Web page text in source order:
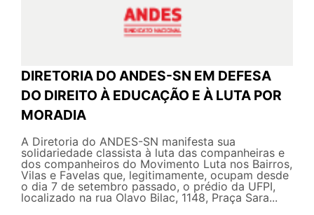
DIRETORIA DO ANDES-SN EM DEFESA
DO DIREITO À EDUCAÇÃO E À LUTA POR
MORADIA
A Diretoria do ANDES-SN manifesta sua
solidariedade classista à luta das companheiras e
dos companheiros do Movimento Luta nos Bairros,
Vilas e Favelas que, legitimamente, ocupam desde
o dia 7 de setembro passado, o prédio da UFPI,
localizado na rua Olavo Bilac, 1148, Praça Sara...